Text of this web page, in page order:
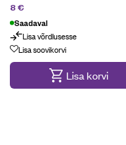
8€
Saadaval
Lisa võrdlusesse
Lisa soovikorvi
Lisa korvi